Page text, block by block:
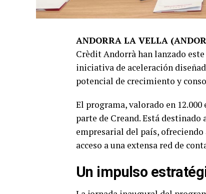
ANDORRA LA VELLA
Crèdit Andorrà han lanzado
iniciativa de aceleración
potencial de crecimiento y
El programa, valorado en
parte de Creand. Está
empresarial del país,
acceso a una extensa red de
Un impulso